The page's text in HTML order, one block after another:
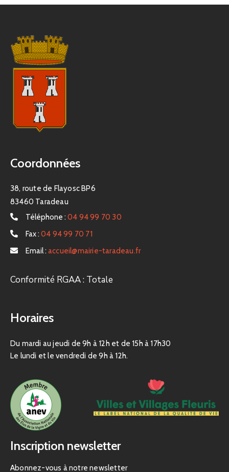
Coordonnées
38, route de Flayosc BP6
83460 Taradeau
Téléphone : 04 94 99 70 30
Fax : 04 94 99 70 71
Email : accueil@mairie-taradeau.fr
Conformité RGAA : Totale
Horaires
Du mardi au jeudi de 9h à 12h et de 15h à 17h30
Le lundi et le vendredi de 9h à 12h.
Inscription newsletter
Abonnez-vous à notre newsletter